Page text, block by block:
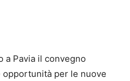
a Pavia il convegno
opportunità per le nuove